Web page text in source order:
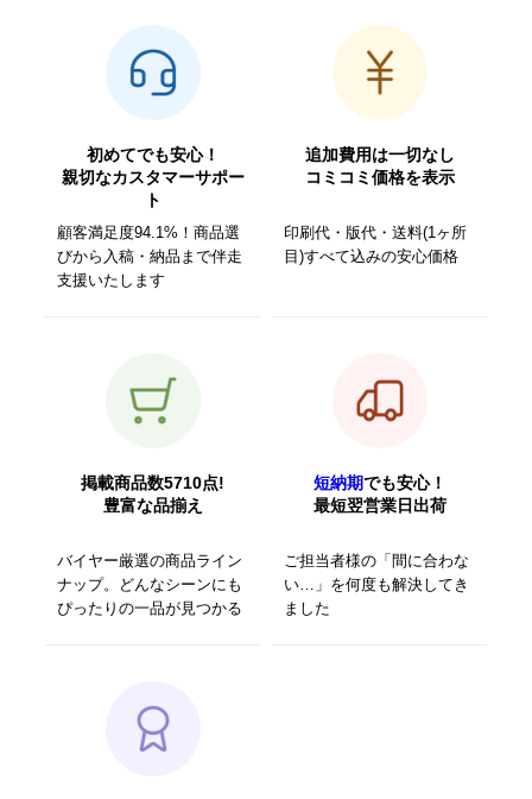
初めてでも安心！
親切なカスタマーサポー
ト
顧客満足度94.1%！商品選
びから入稿・納品まで伴走
支援いたします
追加費用は一切なし
コミコミ価格を表示
印刷代・版代・送料(1ヶ所
目)すべて込みの安心価格
掲載商品数5710点!
豊富な品揃え
バイヤー厳選の商品ライン
ナップ。どんなシーンにも
ぴったりの一品が見つかる
短納期でも安心！
最短翌営業日出荷
ご担当者様の「間に合わな
い…」を何度も解決してき
ました